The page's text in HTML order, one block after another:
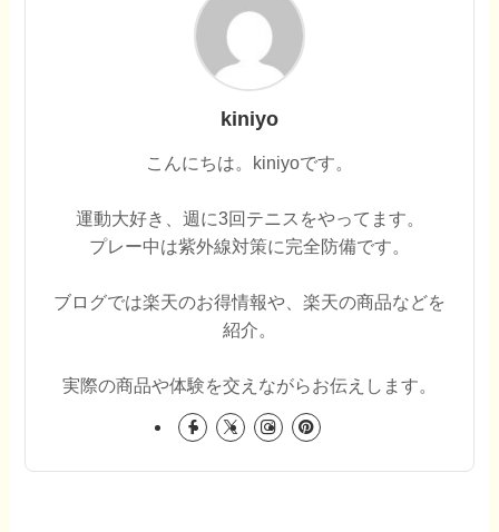
kiniyo
こんにちは。kiniyoです。
運動大好き、週に3回テニスをやってます。
プレー中は紫外線対策に完全防備です。
ブログでは楽天のお得情報や、楽天の商品などを
紹介。
実際の商品や体験を交えながらお伝えします。